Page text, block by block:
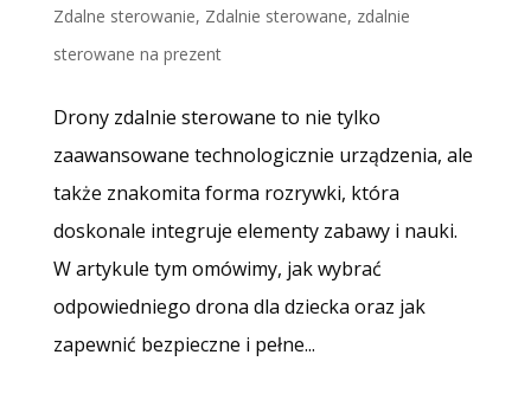
Zdalne sterowanie, Zdalnie sterowane, zdalnie
sterowane na prezent
Drony zdalnie sterowane to nie tylko
zaawansowane technologicznie urządzenia, ale
także znakomita forma rozrywki, która
doskonale integruje elementy zabawy i nauki.
W artykule tym omówimy, jak wybrać
odpowiedniego drona dla dziecka oraz jak
zapewnić bezpieczne i pełne...